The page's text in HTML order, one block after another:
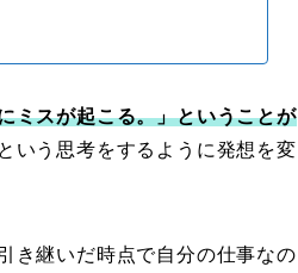
ミスが起こる。」ということが
いう思考をするように発想を変
き継いだ時点で自分の仕事なの